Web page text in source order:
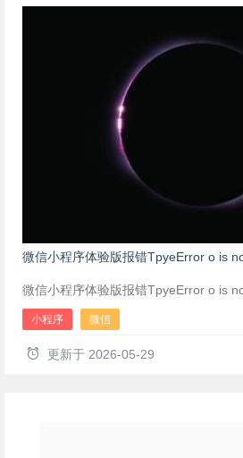
微信小程序体验版报错TpyeError o is
微信小程序体验版报错TpyeError o is
小程序 微信
更新于 2026-05-29